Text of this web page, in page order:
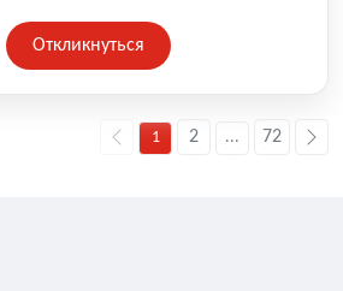
Откликнуться
1 2 ... 72